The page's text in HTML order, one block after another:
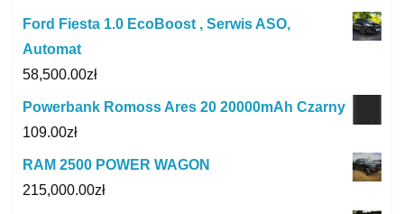
Ford Fiesta 1.0 EcoBoost , Serwis ASO,
Automat
58,500.00zł
Powerbank Romoss Ares 20 20000mAh Czarny
109.00zł
RAM 2500 POWER WAGON
215,000.00zł